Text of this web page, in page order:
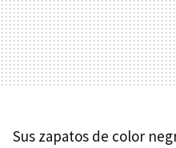
Sus zapatos de color